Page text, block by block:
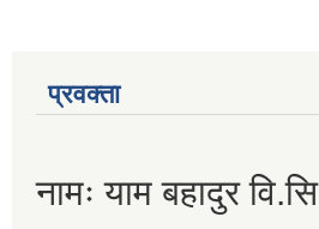
प्रवक्ता
नामः याम बहादुर वि.सि